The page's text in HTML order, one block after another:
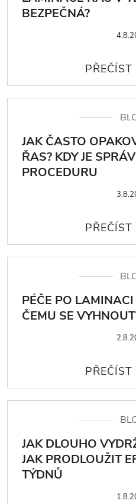
BEZPEČNÁ?
JAK ČASTO
ŘAS? KDY JE
PROCEDURU
PÉČE PO
ČEMU SE
JAK DLOUHO
JAK PRODLOUŽIT
TÝDNŮ